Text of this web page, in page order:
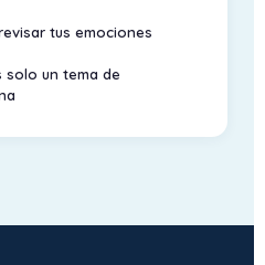
tus emociones
solo un tema de